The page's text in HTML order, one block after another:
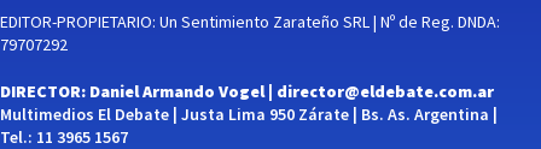
EDITOR-PROPIETARIO: Un Sentimiento Zarateño SRL | Nº de Reg. DNDA:
79707292
DIRECTOR: Daniel Armando Vogel | director@eldebate.com.ar
Multimedios El Debate | Justa Lima 950 Zárate | Bs. As. Argentina |
Tel.: 11 3965 1567